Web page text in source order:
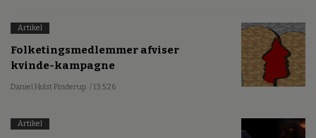
Artikel
Folketingsmedlemmer afviser
kvinde-kampagne
Daniel Holst Pinderup / 13.5.26
Artikel